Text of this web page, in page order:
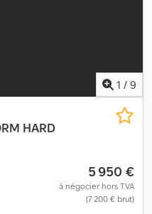
1 / 9
HARD
5 950 €
à négocier hors TVA
(7 200 € brut)